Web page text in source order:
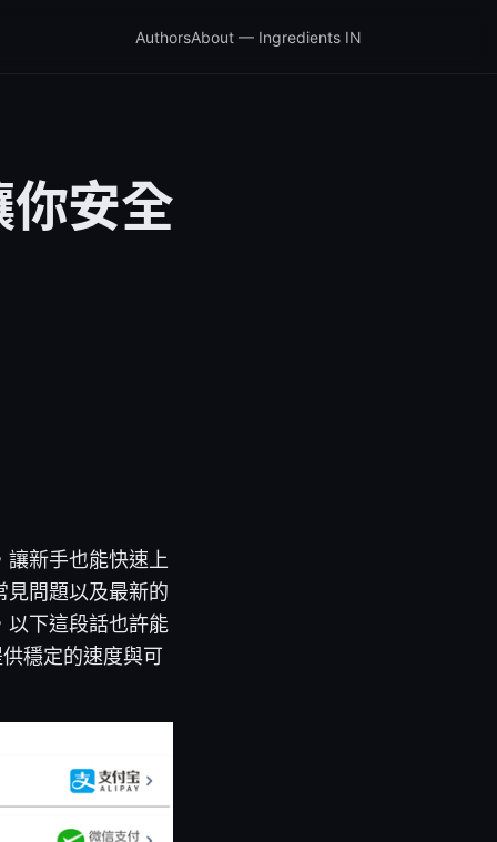
AuthorsAbout — Ingredients IN
安全
讓新手也能快速上
見問題以及最新的
以下這段話也許能
穩定的速度與可